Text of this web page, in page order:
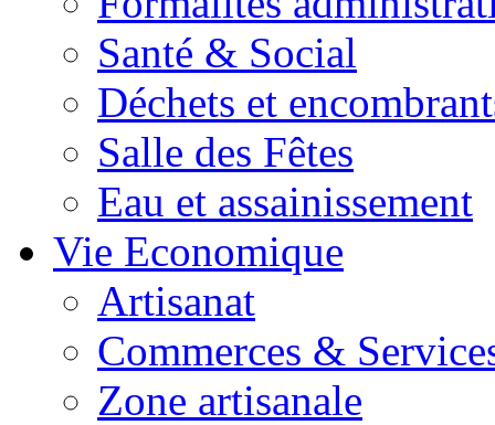
Santé & Social
Déchets et
Salle des Fêtes
Eau et assainissement
Vie Economique
Artisanat
Commerces &
Zone artisanale